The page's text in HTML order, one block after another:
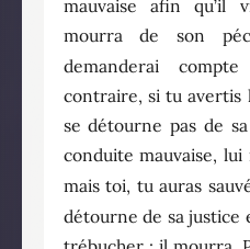
mauvaise afin qu’il
mourra de son
demanderai
contraire, si tu avertis
se détourne pas de
conduite mauvaise,
mais toi, tu auras
détourne de sa justice